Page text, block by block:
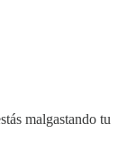
malgastando tu